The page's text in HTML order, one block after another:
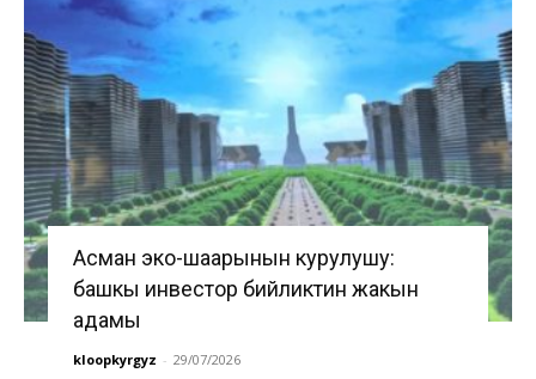
Асман эко-шаарынын курулушу:
башкы инвестор бийликтин жакын
адамы
kloopkyrgyz - 29/07/2026